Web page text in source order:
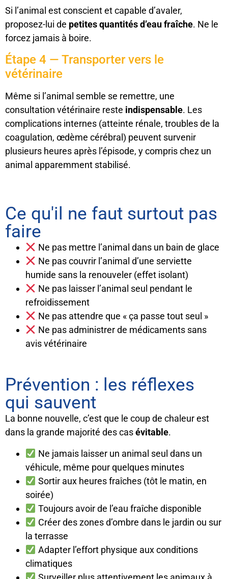
Si l’animal est conscient et capable d’avaler,
proposez-lui de petites quantités d’eau fraîche. Ne le
forcez jamais à boire.
Étape 4 — Transporter vers le
vétérinaire
Même si l’animal semble se remettre, une
consultation vétérinaire reste indispensable. Les
complications internes (atteinte rénale, troubles de la
coagulation, œdème cérébral) peuvent survenir
plusieurs heures après l’épisode, y compris chez un
animal apparemment stabilisé.
Ce qu'il ne faut surtout pas
faire
Ne pas mettre l’animal dans un bain de glace
Ne pas couvrir l’animal d’une serviette
humide sans la renouveler (effet isolant)
Ne pas laisser l’animal seul pendant le
refroidissement
Ne pas attendre que « ça passe tout seul »
Ne pas administrer de médicaments sans
avis vétérinaire
Prévention : les réflexes
qui sauvent
La bonne nouvelle, c’est que le coup de chaleur est
dans la grande majorité des casévitable.
Ne jamais laisser un animal seul dans un
véhicule, même pour quelques minutes
Sortir aux heures fraîches (tôt le matin, en
soirée)
Toujours avoir de l’eau fraîche disponible
Créer des zones d’ombre dans le jardin ou sur
la terrasse
Adapter l’effort physique aux conditions
climatiques